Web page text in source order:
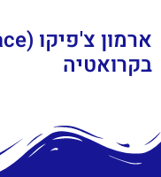
בקרואטיה